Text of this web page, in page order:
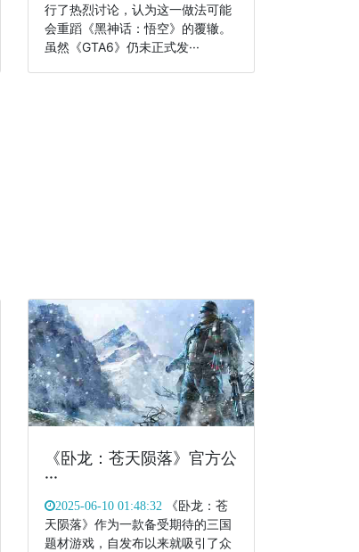
行了热烈讨论，认为这一做法可能
会重蹈《黑神话：悟空》的覆辙。
虽然《GTA6》仍未正式发···
《卧龙：苍天陨落》官方公
···
2025-06-10 01:48:32
《卧龙：苍
天陨落》作为一款备受期待的三国
题材游戏，自发布以来就吸引了众